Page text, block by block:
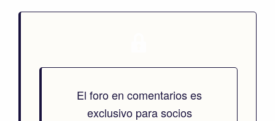
El foro en comentarios es
exclusivo para socios